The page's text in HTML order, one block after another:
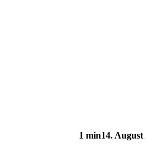
1 min14. August